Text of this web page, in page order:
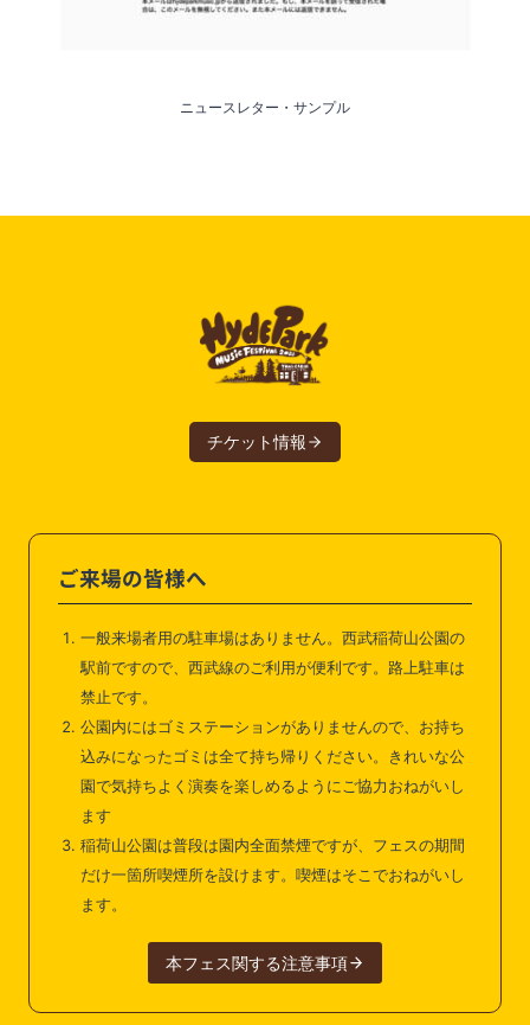
ニュースレター・サンプル
チケット情報
ご来場の皆様へ
一般来場者用の駐車場はありません。西武稲荷山公園の
駅前ですので、西武線のご利用が便利です。路上駐車は
禁止です。
公園内にはゴミステーションがありませんので、お持ち
込みになったゴミは全て持ち帰りください。きれいな公
園で気持ちよく演奏を楽しめるようにご協力おねがいし
ます
稲荷山公園は普段は園内全面禁煙ですが、フェスの期間
だけ一箇所喫煙所を設けます。喫煙はそこでおねがいし
ます。
本フェス関する注意事項